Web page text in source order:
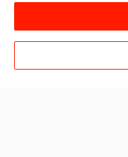
Доставка и оплата